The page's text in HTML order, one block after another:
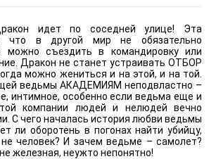
идет по соседней улице! Эта
что в другой мир не обязательно
съездить в командировку или
Дракон не станет устраивать ОТБОР
можно жениться и на этой, и на той.
ведьмы АКАДЕМИЯМ неподвластно –
интимное, особенно если ведьма еще и
компании людей и нелюдей вечно
С чего началась история любви ведьмы
ли оборотень в погонах найти убийцу,
человек? И зачем ведьме – самолет?
железная, неужто непонятно!